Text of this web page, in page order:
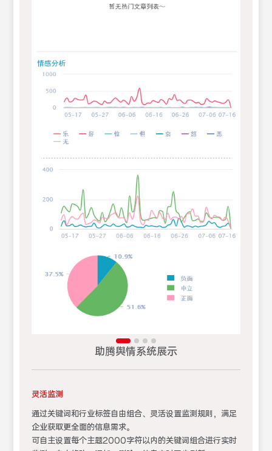
助腾舆情系统展示
灵活监测
通过关键词和行业标签自由组合、灵活设置监测规则，满足
企业获取更全面的信息需求。
可自主设置每个主题2000字符以内的关键词组合进行实时